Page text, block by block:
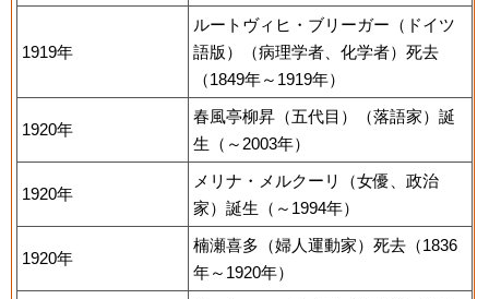
1919年
ルートヴィヒ・ブリーガー（ドイツ
語版）（病理学者、化学者）死去
（1849年～1919年）
1920年
春風亭柳昇（五代目）（落語家）誕
生（～2003年）
1920年
メリナ・メルクーリ（女優、政治
家）誕生（～1994年）
1920年
楠瀬喜多（婦人運動家）死去（1836
年～1920年）